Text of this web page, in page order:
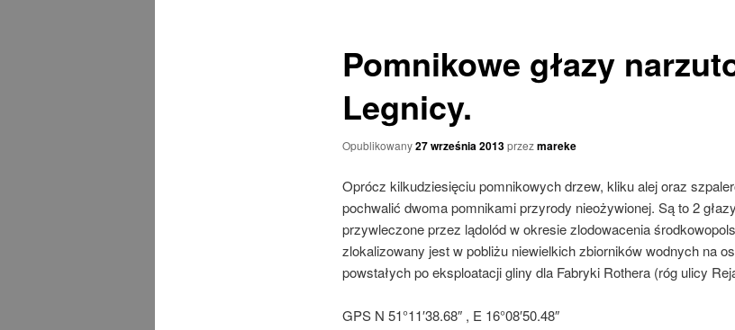
Pomnikowe głazy
Legnicy.
Opublikowany27 września 2013przezmareke
Oprócz kilkudziesięciu pomnikowych drzew, kliku alej oraz
pochwalić dwoma pomnikami przyrody nieożywionej. Są to 2
przywleczone przez lądolód w okresie zlodowacenia
zlokalizowany jest w pobliżu niewielkich zbiorników wodnych na
powstałych po eksploatacji gliny dla Fabryki Rothera (róg ulicy
GPS N 51°11′38.68″ , E 16°08′50.48″